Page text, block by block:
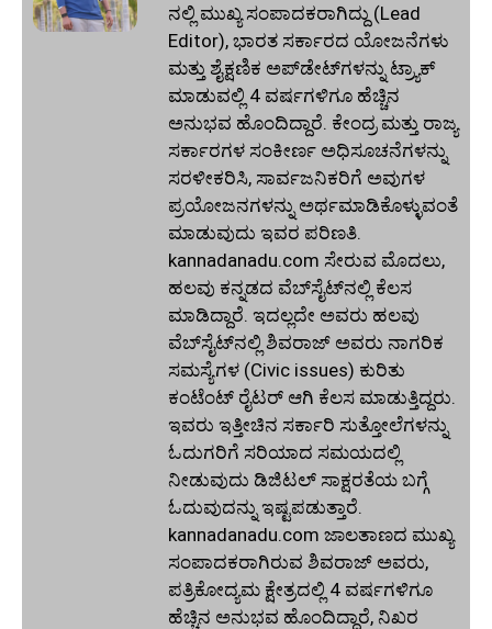
ನಲ್ಲಿ ಮುಖ್ಯ ಸಂಪಾದಕರಾಗಿದ್ದು (Lead
Editor), ಭಾರತ ಸರ್ಕಾರದ ಯೋಜನೆಗಳು
ಮತ್ತು ಶೈಕ್ಷಣಿಕ ಅಪ್‌ಡೇಟ್‌ಗಳನ್ನು ಟ್ರ್ಯಾಕ್
ಮಾಡುವಲ್ಲಿ 4 ವರ್ಷಗಳಿಗೂ ಹೆಚ್ಚಿನ
ಅನುಭವ ಹೊಂದಿದ್ದಾರೆ. ಕೇಂದ್ರ ಮತ್ತು ರಾಜ್ಯ
ಸರ್ಕಾರಗಳ ಸಂಕೀರ್ಣ ಅಧಿಸೂಚನೆಗಳನ್ನು
ಸರಳೀಕರಿಸಿ, ಸಾರ್ವಜನಿಕರಿಗೆ ಅವುಗಳ
ಪ್ರಯೋಜನಗಳನ್ನು ಅರ್ಥಮಾಡಿಕೊಳ್ಳುವಂತೆ
ಮಾಡುವುದು ಇವರ ಪರಿಣತಿ.
kannadanadu.com ಸೇರುವ ಮೊದಲು,
ಹಲವು ಕನ್ನಡದ ವೆಬ್‌ಸೈಟ್‌ನಲ್ಲಿ ಕೆಲಸ
ಮಾಡಿದ್ದಾರೆ. ಇದಲ್ಲದೇ ಅವರು ಹಲವು
ವೆಬ್‌ಸೈಟ್‌ನಲ್ಲಿ ಶಿವರಾಜ್ ಅವರು ನಾಗರಿಕ
ಸಮಸ್ಯೆಗಳ (Civic issues) ಕುರಿತು
ಕಂಟೆಂಟ್ ರೈಟರ್ ಆಗಿ ಕೆಲಸ ಮಾಡುತ್ತಿದ್ದರು.
ಇವರು ಇತ್ತೀಚಿನ ಸರ್ಕಾರಿ ಸುತ್ತೋಲೆಗಳನ್ನು
ಓದುಗರಿಗೆ ಸರಿಯಾದ ಸಮಯದಲ್ಲಿ
ನೀಡುವುದು ಡಿಜಿಟಲ್ ಸಾಕ್ಷರತೆಯ ಬಗ್ಗೆ
ಓದುವುದನ್ನು ಇಷ್ಟಪಡುತ್ತಾರೆ.
kannadanadu.com ಜಾಲತಾಣದ ಮುಖ್ಯ
ಸಂಪಾದಕರಾಗಿರುವ ಶಿವರಾಜ್ ಅವರು,
ಪತ್ರಿಕೋದ್ಯಮ ಕ್ಷೇತ್ರದಲ್ಲಿ 4 ವರ್ಷಗಳಿಗೂ
ಹೆಚ್ಚಿನ ಅನುಭವ ಹೊಂದಿದ್ದಾರೆ, ನಿಖರ